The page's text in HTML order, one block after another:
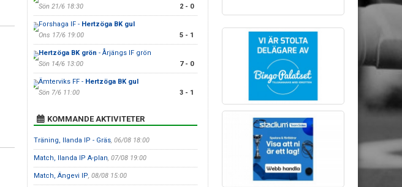
Sön 21/6 18:30
2 - 0
Forshaga IF - Hertzöga BK gul
Ons 17/6 19:00
5 - 1
Hertzöga BK grön - Årjängs IF grön
Sön 14/6 13:00
7 - 0
Ämterviks FF - Hertzöga BK gul
Sön 7/6 11:00
3 - 1
KOMMANDE AKTIVITETER
Träning, Ilanda IP - Gräs, 06/08 18:00
Match, Ilanda IP A-plan, 07/08 19:00
Match, Ängevi IP, 08/08 15:00